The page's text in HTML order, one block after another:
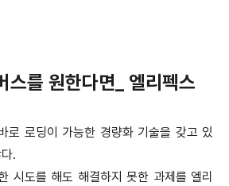
스를 원한다면_ 엘리펙스
로 로딩이 가능한 경량화 기술을 갖고 있
.
시도를 해도 해결하지 못한 과제를 엘리